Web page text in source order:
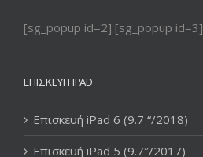
[sg_popup id=2] [sg_popup id=3]
ΕΠΙΣΚΕΥΉ IPAD
Επισκευή iPad 6 (9.7 “/2018)
Επισκευή iPad 5 (9.7″/2017)